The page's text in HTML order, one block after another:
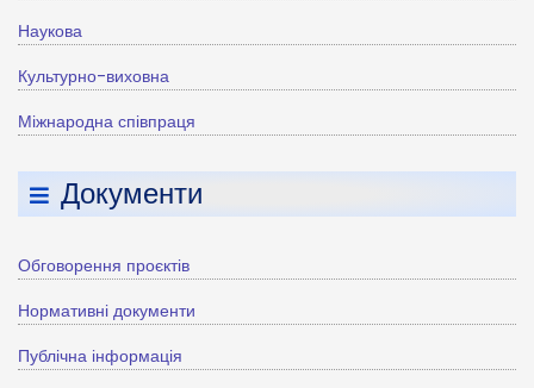
Наукова
Культурно-виховна
Міжнародна співпраця
Документи
Обговорення проєктів
Нормативні документи
Публічна інформація